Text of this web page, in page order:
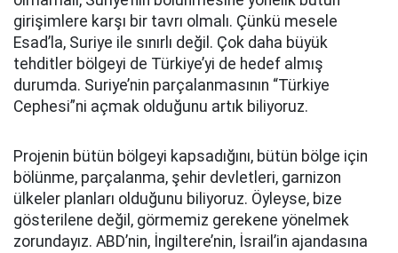
girişimlere karşı bir tavrı olmalı. Çünkü mesele
Esad’la, Suriye ile sınırlı değil. Çok daha büyük
tehditler bölgeyi de Türkiye’yi de hedef almış
durumda. Suriye’nin parçalanmasının “Türkiye
Cephesi”ni açmak olduğunu artık biliyoruz.
Projenin bütün bölgeyi kapsadığını, bütün bölge için
bölünme, parçalanma, şehir devletleri, garnizon
ülkeler planları olduğunu biliyoruz. Öyleyse, bize
gösterilene değil, görmemiz gerekene yönelmek
zorundayız. ABD’nin, İngiltere’nin, İsrail’in ajandasına